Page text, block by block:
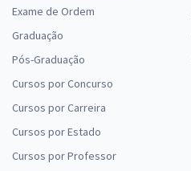
Exame de Ordem
Graduação
Pós-Graduação
Cursos por Concurso
Cursos por Carreira
Cursos por Estado
Cursos por Professor